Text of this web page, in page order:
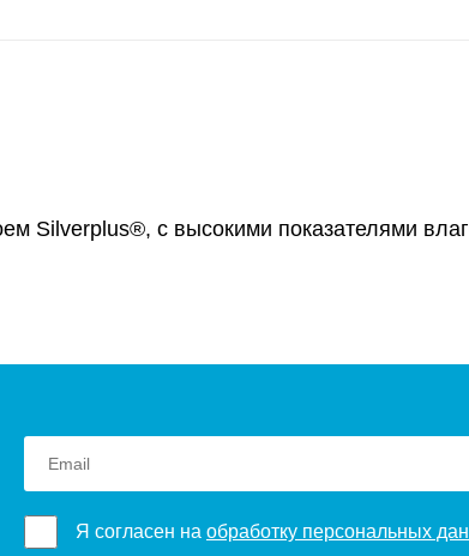
Silverplus®, с высокими показателями
Я согласен на обработку персональных